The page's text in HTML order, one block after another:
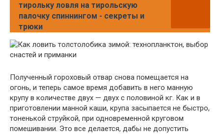
тирольку ловля на тирольскую
палочку спиннингом - секреты и
трюки
Полученный гороховый отвар снова помещается на
огонь, и теперь самое время добавить в него манную
крупу в количестве двух — двух с половиной кг. Как и в
приготовлении манной каши, крупа засыпается не быстро,
тоненькой струйкой, при одновременной круговом
помешивании. Это все делается, дабы не допустить